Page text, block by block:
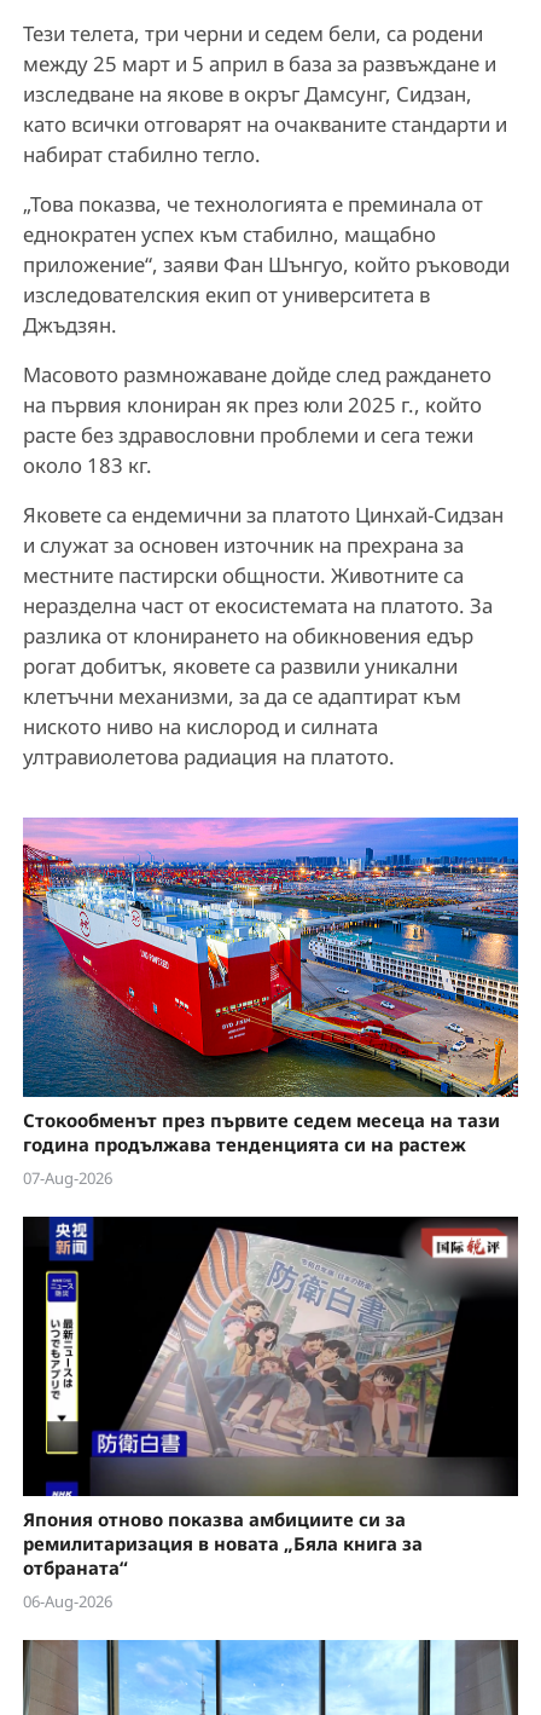
Тези телета, три черни и седем бели, са родени
между 25 март и 5 април в база за развъждане и
изследване на якове в окръг Дамсунг, Сидзан,
като всички отговарят на очакваните стандарти и
набират стабилно тегло.
„Това показва, че технологията е преминала от
еднократен успех към стабилно, мащабно
приложение“, заяви Фан Шънгуо, който ръководи
изследователския екип от университета в
Джъдзян.
Масовото размножаване дойде след раждането
на първия клониран як през юли 2025 г., който
расте без здравословни проблеми и сега тежи
около 183 кг.
Яковете са ендемични за платото Цинхай-Сидзан
и служат за основен източник на прехрана за
местните пастирски общности. Животните са
неразделна част от екосистемата на платото. За
разлика от клонирането на обикновения едър
рогат добитък, яковете са развили уникални
клетъчни механизми, за да се адаптират към
ниското ниво на кислород и силната
ултравиолетова радиация на платото.
Стокообменът през първите седем месеца на тази
година продължава тенденцията си на растеж
07-Aug-2026
Япония отново показва амбициите си за
ремилитаризация в новата „Бяла книга за
отбраната“
06-Aug-2026